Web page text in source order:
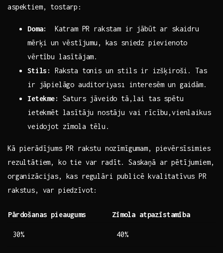
aspektiem, tostarp:​
Doma:
⁣ Katram ‍PR rakstam ir jābūt ar skaidru
mērķi un ⁣vēstījumu, kas‌ sniedz pievienoto
vērtību lasītājam.
Stils:
Raksta tonis un stils ir ⁢izšķiroši. Tas
ir jāpielāgo auditoriyası interesēm un gaidām.
Ietekme:
Saturs jāveido tā,lai tas spētu
ietekmēt lasītāju nostāju vai rīcību,vienlaikus
veidojot zīmola tēlu.
Kā pierādījums⁣ PR rakstu ⁢nozīmīgumam, pievērsīsimies
rezultātiem, ko tie var radīt. Saskaņā ar pētījumiem,
organizācijas, kas regulāri‌ publicē kvalitatīvus PR
rakstus, var ‍piedzīvot:
Pārdošanas pieaugums Zīmola atpazīstamība
30% 40%